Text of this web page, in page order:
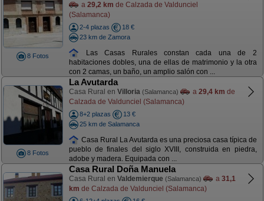
8 Fotos
a 29,2 km de Calzada de Valdunciel
(Salamanca)
2-4 plazas
18 €
23 km de Zamora
Las Casas Rurales constan cada una de 2
habitaciones dobles, una de ellas de matrimonio y la otra
con 2 camas, un baño, un amplio salón con ...
8 Fotos
La Avutarda
Casa Rural en Villoria (Salamanca) a 29,4 km de
Calzada de Valdunciel (Salamanca)
8+2 plazas
13 €
25 km de Salamanca
Casa Rural La Avutarda es una preciosa casa típica de
pueblo de finales del siglo XVIII, construida en piedra,
adobe y madera. Equipada con ...
Casa Rural Doña Manuela
Casa Rural en Valdemierque (Salamanca) a 31,1
km de Calzada de Valdunciel (Salamanca)